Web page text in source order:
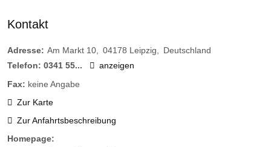
Kontakt
Adresse: Am Markt 10 04178 Leipzig
Deutschland
Telefon: 0341 55...
anzeigen
Fax: keine Angabe
Zur Karte
Zur Anfahrtsbeschreibung
Homepage: